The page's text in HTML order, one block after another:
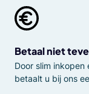
Betaal niet
Door slim
betaalt u bij ons